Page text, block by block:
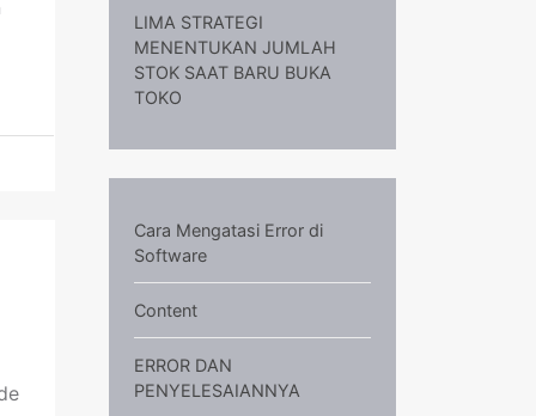
LIMA STRATEGI
MENENTUKAN JUMLAH
STOK SAAT BARU BUKA
TOKO
Cara Mengatasi Error di
Software
Content
ERROR DAN
PENYELESAIANNYA